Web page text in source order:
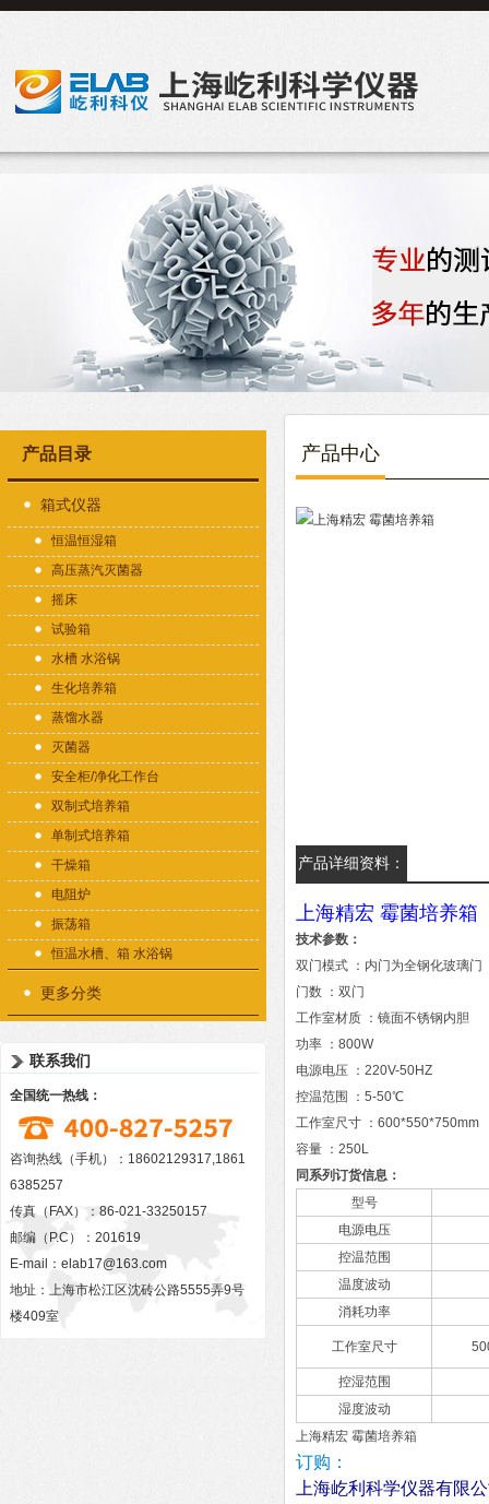
产品目录
箱式仪器
恒温恒湿箱
高压蒸汽灭菌器
摇床
试验箱
水槽 水浴锅
生化培养箱
蒸馏水器
灭菌器
安全柜/净化工作台
双制式培养箱
单制式培养箱
干燥箱
电阻炉
振荡箱
恒温水槽、箱 水浴锅
更多分类
联系我们
全国统一热线：
咨询热线（手机）：18602129317,1861
6385257
传真（FAX）：86-021-33250157
邮编（P.C）：201619
E-mail： elab17@163.com
地址：上海市松江区沈砖公路5555弄9号
楼409室
产品中心
产品详细资料：
上海精宏 霉菌培养箱
技术参数：
双门模式 ：内门为全钢化玻璃门
门数 ：双门
工作室材质 ：镜面不锈钢内胆
功率 ：800W
电源电压 ：220V-50HZ
控温范围 ：5-50℃
工作室尺寸 ：600*550*750mm
容量 ：250L
同系列订货信息：
型号
电源电压
控温范围
温度波动
消耗功率
工作室尺寸
控湿范围
湿度波动
上海精宏 霉菌培养箱
订购：
上海屹利科学仪器有限